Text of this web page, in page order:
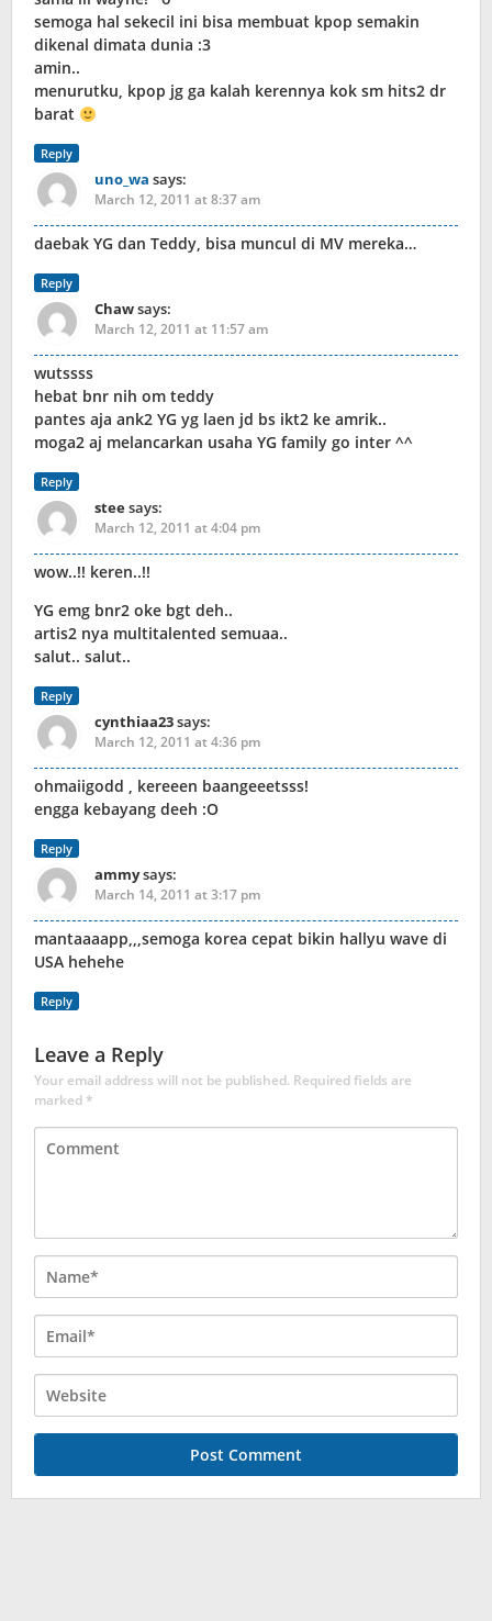
semoga hal sekecil ini bisa membuat kpop semakin
dikenal dimata dunia :3
amin..
menurutku, kpop jg ga kalah kerennya kok sm hits2 dr
barat
Reply
uno_wa says:
March 12, 2011 at 8:37 am
daebak YG dan Teddy, bisa muncul di MV mereka…
Reply
Chawsays:
March 12, 2011 at 11:57 am
wutssss
hebat bnr nih om teddy
pantes aja ank2 YG yg laen jd bs ikt2 ke amrik..
moga2 aj melancarkan usaha YG family go inter ^^
Reply
steesays:
March 12, 2011 at 4:04 pm
wow..!! keren..!!
YG emg bnr2 oke bgt deh..
artis2 nya multitalented semuaa..
salut.. salut..
Reply
cynthiaa23says:
March 12, 2011 at 4:36 pm
ohmaiigodd , kereeen baangeeetsss!
engga kebayang deeh :O
Reply
ammysays:
March 14, 2011 at 3:17 pm
mantaaaapp,,,semoga korea cepat bikin hallyu wave di
USA hehehe
Reply
Leave a Reply
Your email address will not be published. Required fields are
marked*